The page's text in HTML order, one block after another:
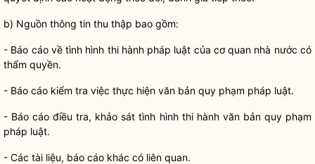
b) Nguồn thông tin thu thập bao gồm:
- Báo cáo về tình hình thi hành pháp luật của cơ quan nhà nước có
thẩm quyền.
- Báo cáo kiểm tra việc thực hiện văn bản quy phạm pháp luật.
- Báo cáo điều tra, khảo sát tình hình thi hành văn bản quy phạm
pháp luật.
- Các tài liệu, báo cáo khác có liên quan.